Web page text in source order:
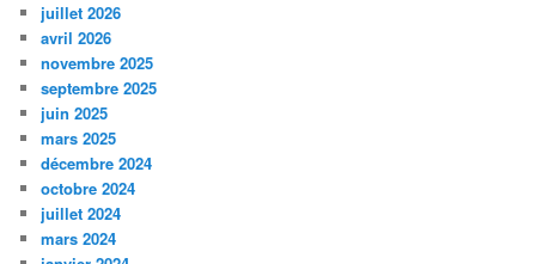
juillet 2026
avril 2026
novembre 2025
septembre 2025
juin 2025
mars 2025
décembre 2024
octobre 2024
juillet 2024
mars 2024